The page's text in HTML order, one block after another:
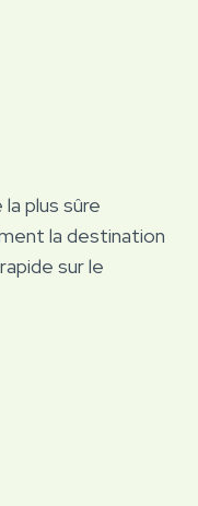
plus sûre
la destination
sur le